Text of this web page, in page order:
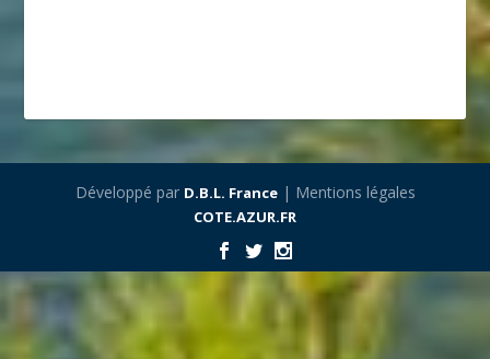
Développé par D.B.L. France| Mentions légales
COTE.AZUR.FR